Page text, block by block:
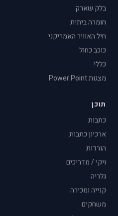
בלק שארק
חומרה ביתית
חיל האוויר האמריקני
כוכב כחול
כללי
מצגות Power Point
תוכן
כתבות
ארכיון כתבות
הורדות
ויקי / מדריכים
גלריה
קנייה ומכירה
משחקים